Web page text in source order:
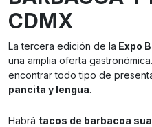
CDMX
La tercera edición de la Expo
una amplia oferta
encontrar todo tipo de
pancita y lengua.
Habrá tacos de barbacoa